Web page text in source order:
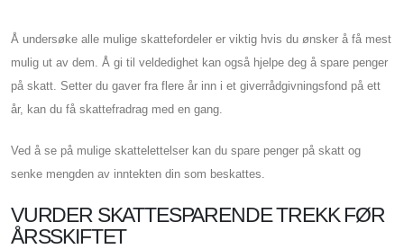
Å undersøke alle mulige skattefordeler er viktig hvis du ønsker å få mest
mulig ut av dem. Å gi til veldedighet kan også hjelpe deg å spare penger
på skatt. Setter du gaver fra flere år inn i et giverrådgivningsfond på ett
år, kan du få skattefradrag med en gang.
Ved å se på mulige skattelettelser kan du spare penger på skatt og
senke mengden av inntekten din som beskattes.
VURDER SKATTESPARENDE TREKK FØR
ÅRSSKIFTET